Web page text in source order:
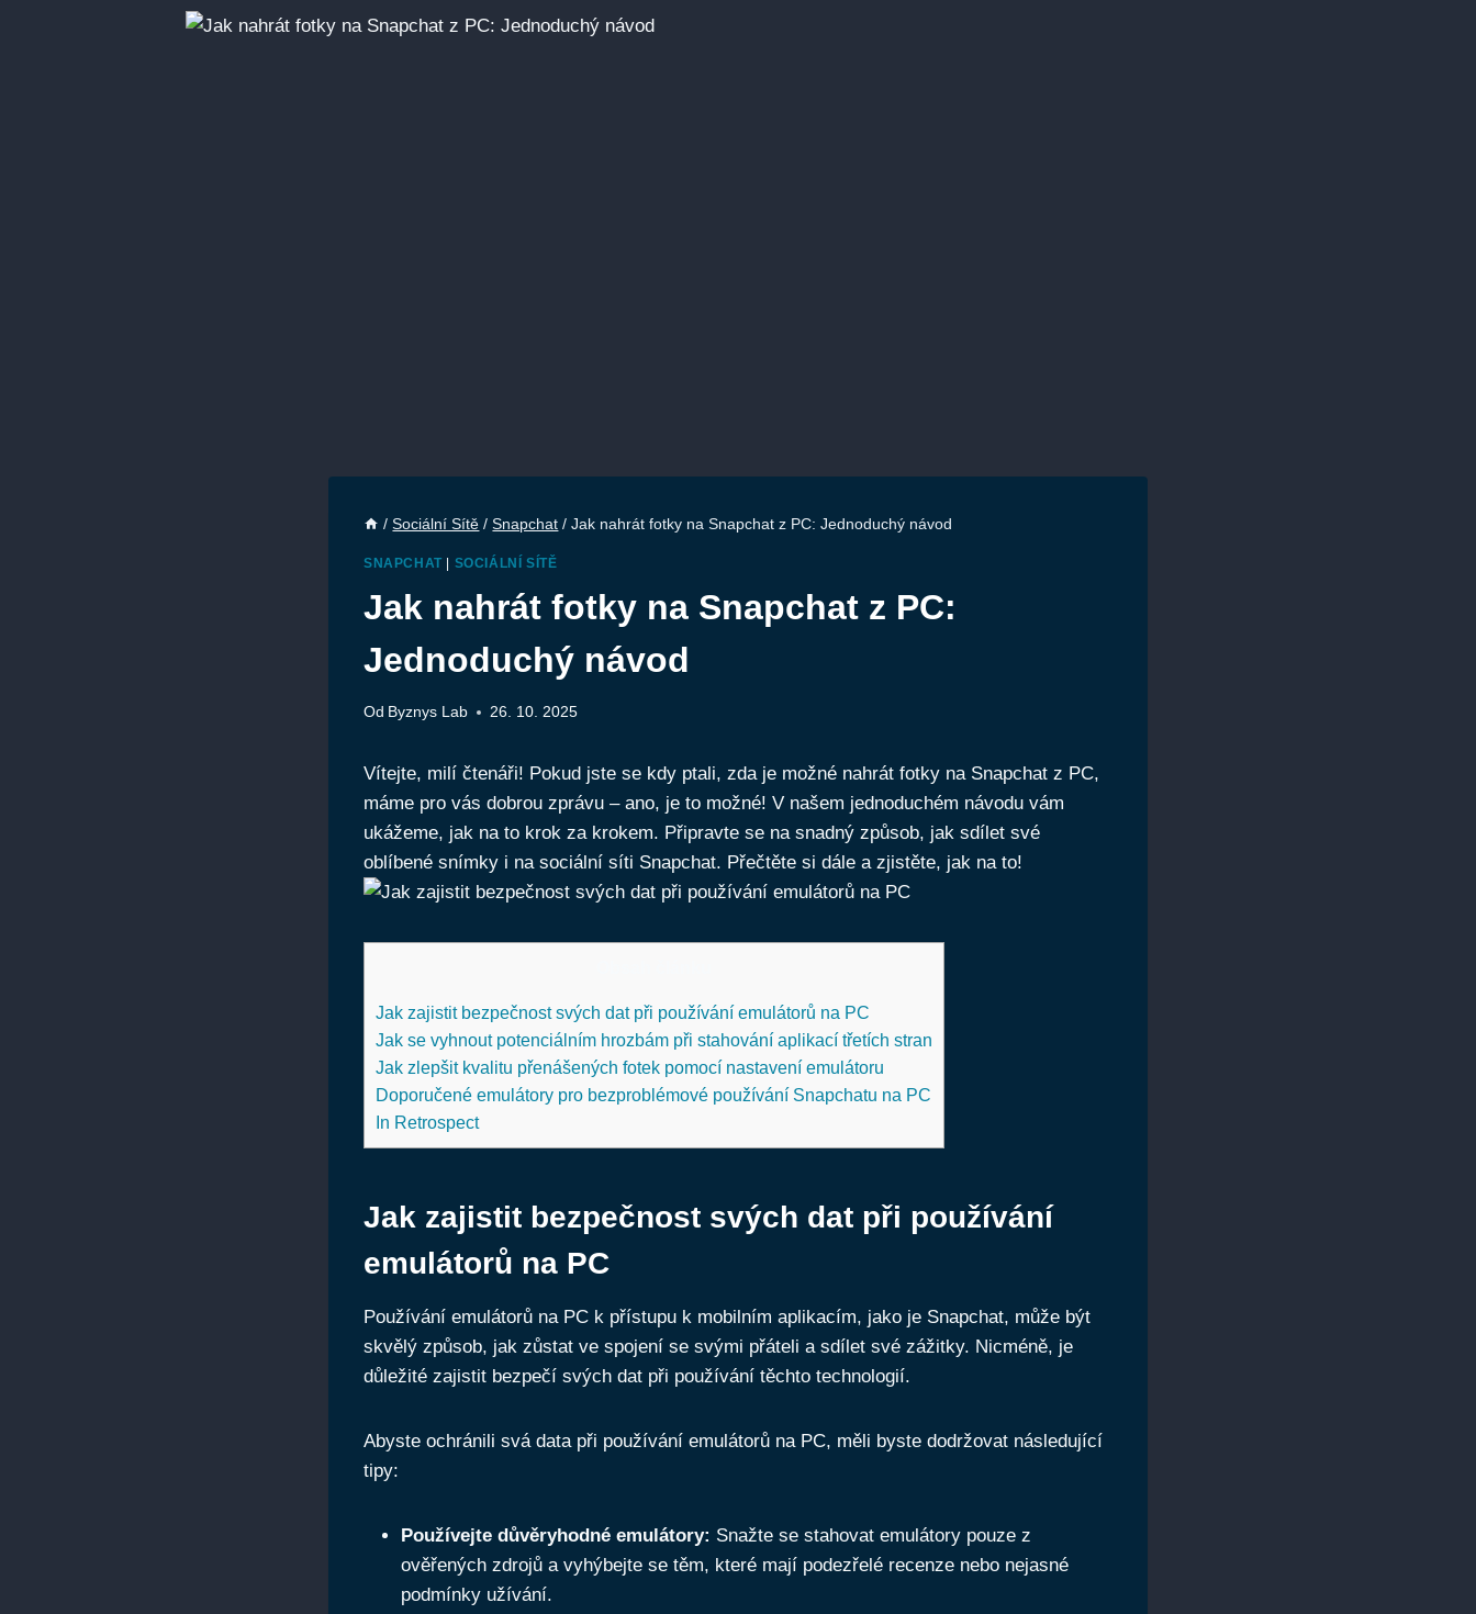
/ Sociální Sítě / Snapchat / Jak nahrát fotky na Snapchat z PC: Jednoduchý návod
SNAPCHAT | SOCIÁLNÍ SÍTĚ
Jak nahrát fotky na Snapchat z PC:
Jednoduchý návod
Od Byznys Lab 26. 10. 2025
Vítejte, milí čtenáři! Pokud jste se kdy ptali, zda je možné nahrát fotky na Snapchat z PC,
máme pro vás dobrou zprávu – ano, je to možné! V našem jednoduchém návodu vám
ukážeme, jak na to krok za krokem. Připravte se na snadný způsob, jak sdílet své
oblíbené snímky i na sociální síti Snapchat. Přečtěte si dále a zjistěte, jak na to!
Jak zajistit bezpečnost svých dat při používání emulátorů na PC
Jak se vyhnout potenciálním hrozbám při stahování aplikací třetích stran
Jak zlepšit kvalitu přenášených fotek pomocí nastavení emulátoru
Doporučené emulátory pro bezproblémové používání Snapchatu na PC
In Retrospect
Jak zajistit bezpečnost svých dat při používání
emulátorů na PC
Používání emulátorů na PC k přístupu k mobilním aplikacím, jako je Snapchat, může být
skvělý způsob, jak zůstat ve spojení se svými přáteli a sdílet své zážitky. Nicméně, je
důležité zajistit bezpečí svých dat při používání těchto technologií.
Abyste ochránili svá data při používání emulátorů na PC, měli byste dodržovat následující
tipy:
Používejte důvěryhodné emulátory: Snažte se stahovat emulátory pouze z
ověřených zdrojů a vyhýbejte se těm, které mají podezřelé recenze nebo nejasné
podmínky užívání.